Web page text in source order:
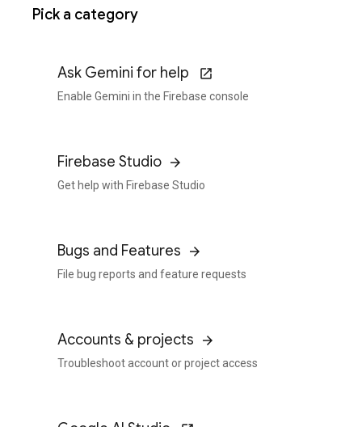
Pick a category
Ask Gemini for help
Enable Gemini in the Firebase console
Firebase Studio
Get help with Firebase Studio
Bugs and Features
File bug reports and feature requests
Accounts & projects
Troubleshoot account or project access